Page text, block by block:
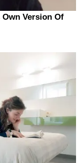
Version Of